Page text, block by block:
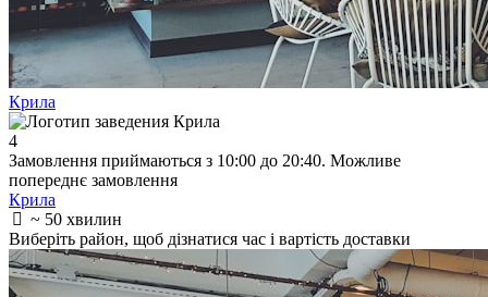
Крила
4
Замовлення приймаються з 10:00 до 20:40. Можливе
попереднє замовлення
Крила
~ 50 хвилин
Виберіть район, щоб дізнатися час і вартість доставки